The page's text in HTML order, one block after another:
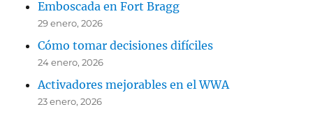
Emboscada en Fort Bragg
29 enero, 2026
Cómo tomar decisiones difíciles
24 enero, 2026
Activadores mejorables en el WWA
23 enero, 2026